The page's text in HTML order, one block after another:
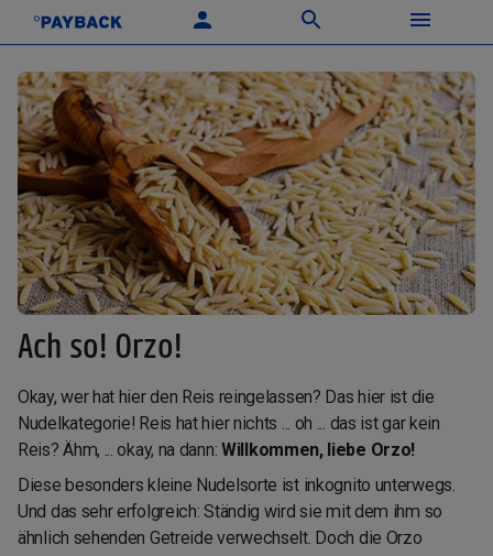
Ach so! Orzo!
Okay, wer hat hier den Reis reingelassen? Das hier ist die
Nudelkategorie! Reis hat hier nichts ... oh ... das ist gar kein
Reis? Ähm, ... okay, na dann: Willkommen, liebe Orzo!
Diese besonders kleine Nudelsorte ist inkognito unterwegs.
Und das sehr erfolgreich: Ständig wird sie mit dem ihm so
ähnlich sehenden Getreide verwechselt. Doch die Orzo